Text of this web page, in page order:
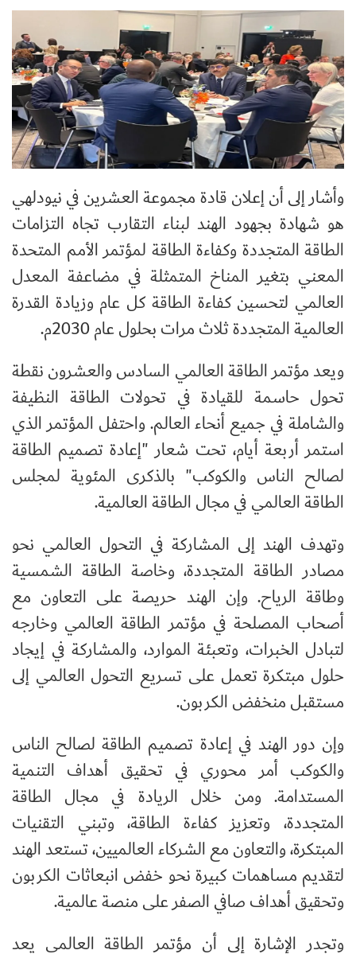
وأشار إلى أن إعلان قادة مجموعة العشرين في نيودلهي
هو شهادة بجهود الهند لبناء التقارب تجاه التزامات
الطاقة المتجددة وكفاءة الطاقة لمؤتمر الأمم المتحدة
المعني بتغير المناخ المتمثلة في مضاعفة المعدل
العالمي لتحسين كفاءة الطاقة كل عام وزيادة القدرة
العالمية المتجددة ثلاث مرات بحلول عام 2030م.
ويعد مؤتمر الطاقة العالمي السادس والعشرون نقطة
تحول حاسمة للقيادة في تحولات الطاقة النظيفة
والشاملة في جميع أنحاء العالم. واحتفل المؤتمر الذي
استمر أربعة أيام، تحت شعار "إعادة تصميم الطاقة
لصالح الناس والكوكب" بالذكرى المئوية لمجلس
الطاقة العالمي في مجال الطاقة العالمية.
وتهدف الهند إلى المشاركة في التحول العالمي نحو
مصادر الطاقة المتجددة، وخاصة الطاقة الشمسية
وطاقة الرياح. وإن الهند حريصة على التعاون مع
أصحاب المصلحة في مؤتمر الطاقة العالمي وخارجه
لتبادل الخبرات، وتعبئة الموارد، والمشاركة في إيجاد
حلول مبتكرة تعمل على تسريع التحول العالمي إلى
مستقبل منخفض الكربون.
وإن دور الهند في إعادة تصميم الطاقة لصالح الناس
والكوكب أمر محوري في تحقيق أهداف التنمية
المستدامة. ومن خلال الريادة في مجال الطاقة
المتجددة، وتعزيز كفاءة الطاقة، وتبني التقنيات
المبتكرة، والتعاون مع الشركاء العالميين، تستعد الهند
لتقديم مساهمات كبيرة نحو خفض انبعاثات الكربون
وتحقيق أهداف صافي الصفر على منصة عالمية.
وتجدر الإشارة إلى أن مؤتمر الطاقة العالمي يعد